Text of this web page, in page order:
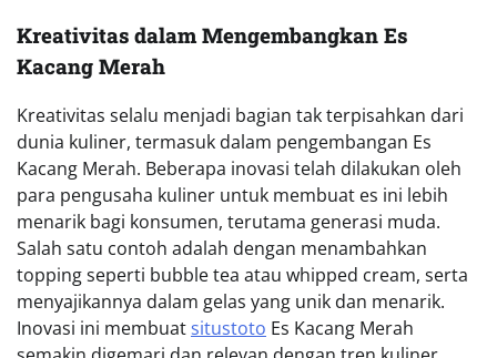
Kreativitas dalam Mengembangkan Es
Kacang Merah
Kreativitas selalu menjadi bagian tak terpisahkan dari
dunia kuliner, termasuk dalam pengembangan Es
Kacang Merah. Beberapa inovasi telah dilakukan oleh
para pengusaha kuliner untuk membuat es ini lebih
menarik bagi konsumen, terutama generasi muda.
Salah satu contoh adalah dengan menambahkan
topping seperti bubble tea atau whipped cream, serta
menyajikannya dalam gelas yang unik dan menarik.
Inovasi ini membuatsitustoto Es Kacang Merah